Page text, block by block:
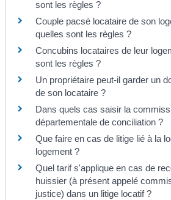
sont les règles ?
Couple pacsé locataire de son
quelles sont les règles ?
Concubins locataires de leur
sont les règles ?
Un propriétaire peut-il garder un
de son locataire ?
Dans quels cas saisir la
départementale de conciliation ?
Que faire en cas de litige lié à la
logement ?
Quel tarif s'applique en cas de
huissier (à présent appelé
justice) dans un litige locatif ?